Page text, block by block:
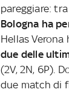
pareggiare:
Bologna ha
Hellas
due delle
(2V, 2N, 6P).
due match di